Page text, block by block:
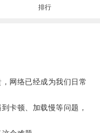
排行
网络已经成为我们日常
顿、加载慢等问题，